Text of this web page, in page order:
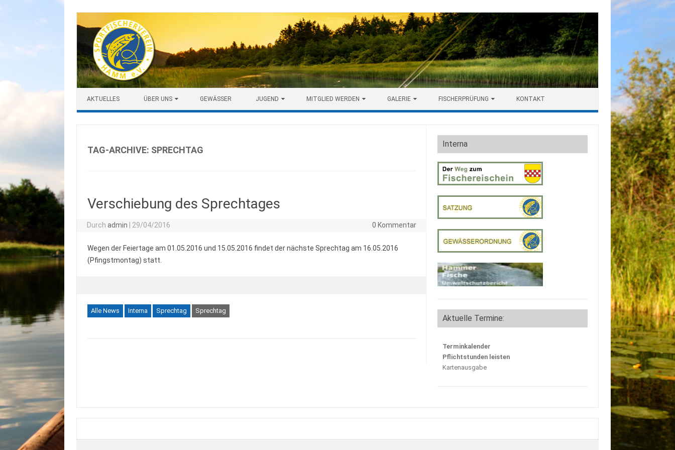
AKTUELLES ÜBER UNS GEWÄSSER JUGEND MITGLIED WERDEN GALERIE FISCHERPRÜFUNG KONTAKT
TAG-ARCHIVE: SPRECHTAG
Verschiebung des Sprechtages
Durchadmin 29/04/2016 0 Kommentar
Wegen der Feiertage am 01.05.2016 und 15.05.2016 findet der nächste Sprechtag am 16.05.2016
(Pfingstmontag) statt.
Alle News Interna Sprechtag Sprechtag
Interna
Aktuelle Termine:
Terminkalender
Pflichtstunden leisten
Kartenausgabe